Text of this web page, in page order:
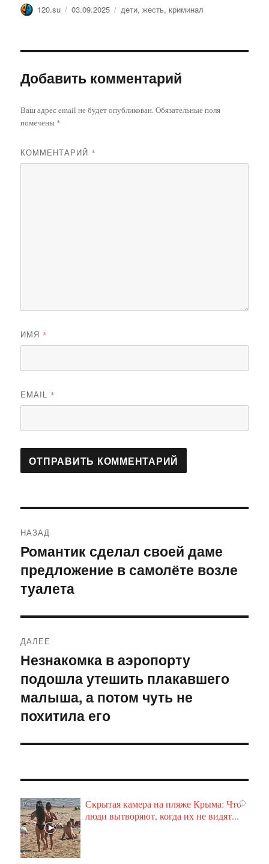
Автор
120.su Опубликовано
03.09.2025 Метки
дети,жесть, криминал
Добавить комментарий
Ваш адрес email не будет опубликован.Обязательные поля
помечены *
КОММЕНТАРИЙ *
ИМЯ *
EMAIL *
по
записям
НАЗАД
Предыдущая
запись:
Романтик сделал своей даме
предложение в самолёте возле
туалета
ДАЛЕЕ
Следующая
запись:
Незнакомка в аэропорту
подошла утешить плакавшего
малыша, а потом чуть не
похитила его
i
Скрытая камера на пляже Крыма: Что
люди вытворяют, когда их не видят...